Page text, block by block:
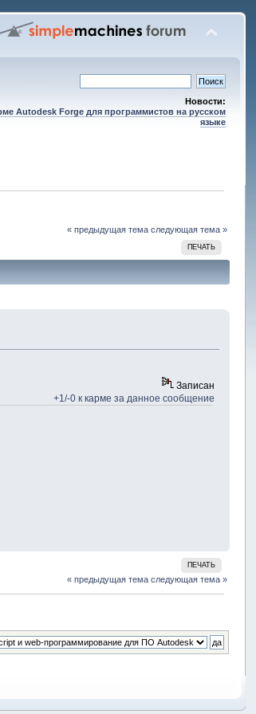
Новости:
Autodesk Forge для программистов на русском
языке
« предыдущая тема следующая тема »
ПЕЧАТЬ
Записан
+1/-0 к карме за данное сообщение
ПЕЧАТЬ
« предыдущая тема следующая тема »